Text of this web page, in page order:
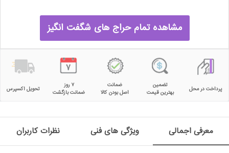
مشاهده تمام حراج های شگفت انگیز
پرداخت در محل
تضمین
بهترین قیمت
ضمانت
اصل بودن کالا
۷ روز
ضمانت بازگشت
تحویل اکسپرس
معرفی اجمالی ویژگی های فنی نظرات کاربران